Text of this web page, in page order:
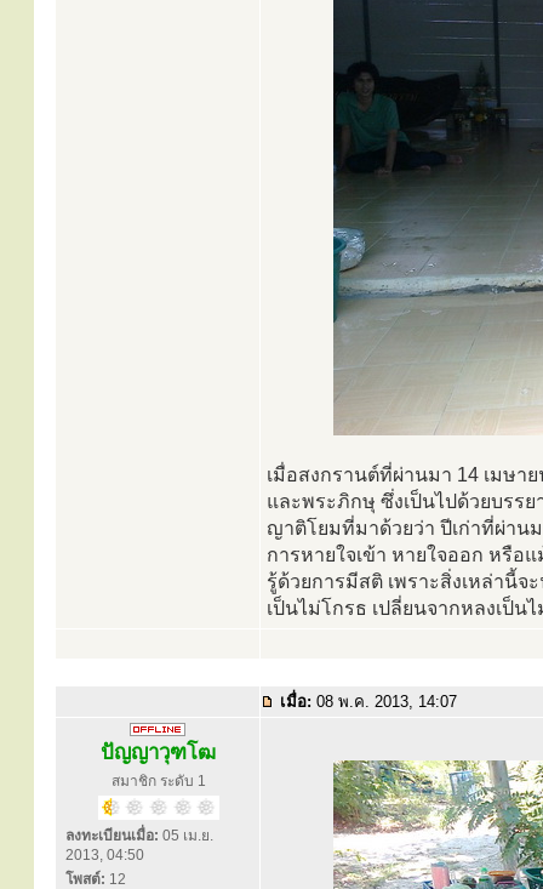
เมื่อสงกรานต์ที่ผ่านมา 14 เมษ
และพระภิกษุ ซึ่งเป็นไปด้วยบรร
ญาติโยมที่มาด้วยว่า ปีเก่าที่ผ่าน
การหายใจเข้า หายใจออก หรือ
รู้ด้วยการมีสติ เพราะสิ่งเหล่านี้จ
เป็นไม่โกรธ เปลี่ยนจากหลงเป็น
เมื่อ: 08 พ.ค. 2013, 14:07
ปัญญาวุฑโฒ
สมาชิก ระดับ 1
ลงทะเบียนเมื่อ: 05 เม.ย.
2013, 04:50
โพสต์: 12